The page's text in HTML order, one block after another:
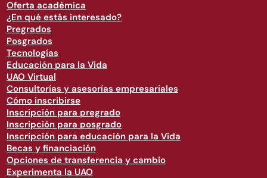
Oferta académica
¿En qué estás interesado?
Pregrados
Posgrados
Tecnologías
Educación para la Vida
UAO Virtual
Consultorías y asesorías empresariales
Cómo inscribirse
Inscripción para pregrado
Inscripción para posgrado
Inscripción para educación para la Vida
Becas y financiación
Opciones de transferencia y cambio
Experimenta la UAO